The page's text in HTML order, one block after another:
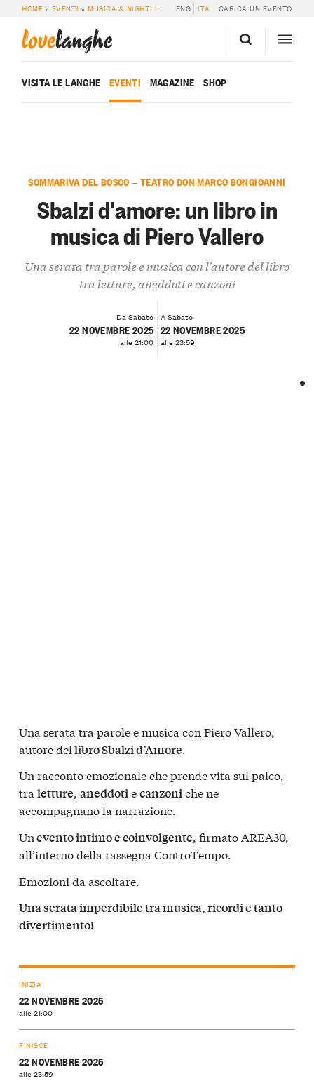
HOME » EVENTI »MUSICA & NIGHTLIFE SBALZI D’AMORE: UN LIBRO IN
ENG ITA CARICA UN EVENTO
lovelanghe
VISITA LE LANGHE EVENTI MAGAZINE SHOP
SOMMARIVA DEL BOSCO — TEATRO DON MARCO BONGIOANNI
Sbalzi d'amore: un libro in
musica di Piero Vallero
Una serata tra parole e musica con l'autore del libro
tra letture, aneddoti e canzoni
Da Sabato
22 NOVEMBRE 2025
alle 21:00
A Sabato
22 NOVEMBRE 2025
alle 23:59
Una serata tra parole e musica con Piero Vallero,
autore dellibro Sbalzi d’Amore.
Un racconto emozionale che prende vita sul palco,
tra letture, aneddotiecanzoniche ne
accompagnano la narrazione.
Unevento intimo e coinvolgente, firmato AREA30,
all’interno della rassegna ControTempo.
Emozioni da ascoltare.
Una serata imperdibile tra musica, ricordi e tanto
divertimento!
INIZIA
22 NOVEMBRE 2025
alle 21:00
FINISCE
22 NOVEMBRE 2025
alle 23:59